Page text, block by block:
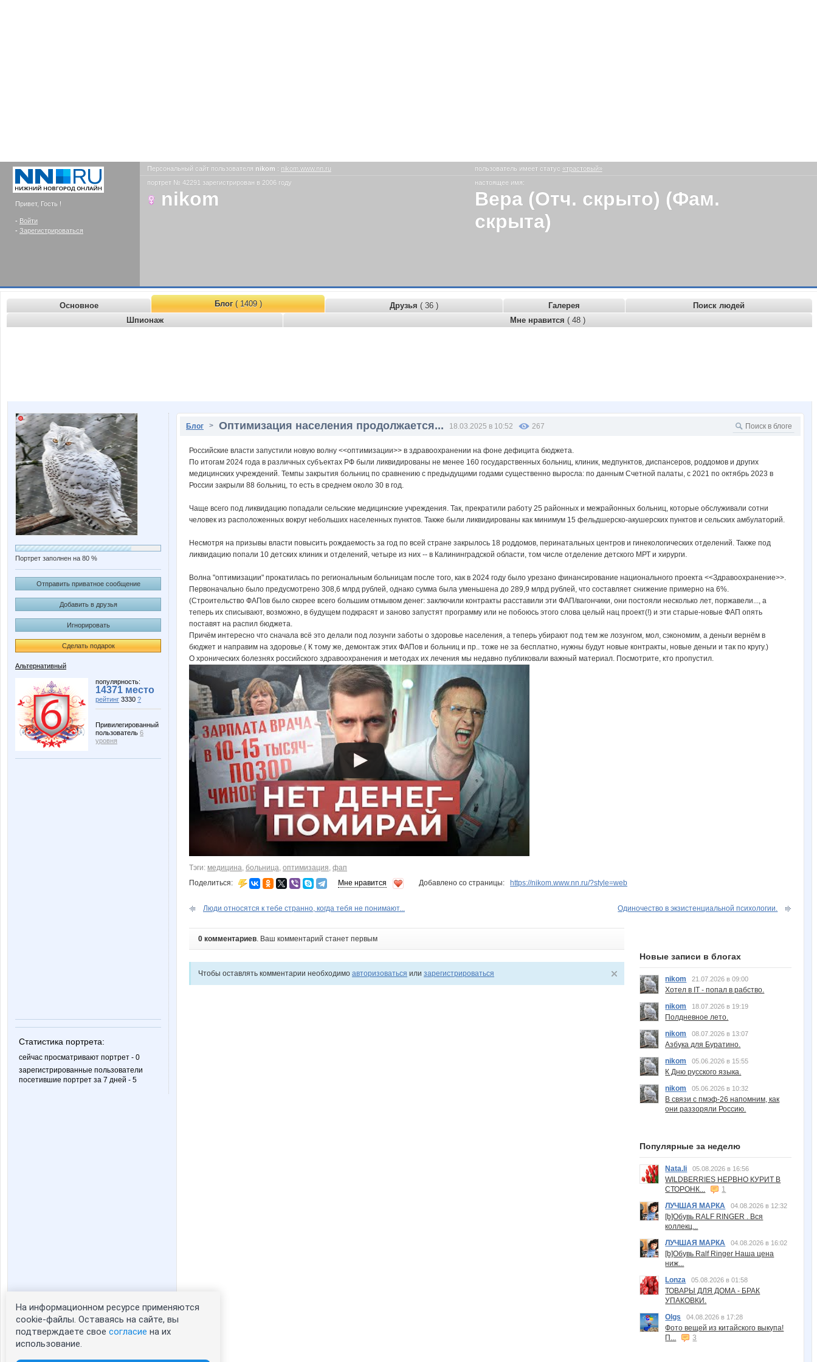
Привет, Гость !
- Войти
- Зарегистрироваться
Персональный сайт пользователя nikom : nikom.www.nn.ru пользователь имеет статус «трастовый»
портрет № 42291 зарегистрирован в 2006 году
nikom
настоящее имя:
Вера (Отч. скрыто) (Фам.
скрыта)
Основное Блог( 1409 ) Друзья ( 36 ) Галерея
Поиск людей
Шпионаж
Мне нравится ( 48 )
Портрет заполнен на 80 %
Отправить приватное сообщение
Добавить в друзья
Игнорировать
Сделать подарок
Альтернативный
популярность:
14371 место
рейтинг 3330 ?
Привилегированный
пользователь 6
уровня
Статистика портрета:
сейчас просматривают портрет - 0
зарегистрированные пользователи
посетившие портрет за 7 дней - 5
Блог > Оптимизация населения продолжается... 18.03.2025 в 10:52 267
Российские власти запустили новую волну <<оптимизации>> в здравоохранении на фоне дефицита бюджета.
По итогам 2024 года в различных субъектах РФ были ликвидированы не менее 160 государственных больниц, клиник, медпунктов, диспансеров, роддомов и других
медицинских учреждений. Темпы закрытия больниц по сравнению с предыдущими годами существенно выросла: по данным Счетной палаты, с 2021 по октябрь 2023 в
России закрыли 88 больниц, то есть в среднем около 30 в год.
Чаще всего под ликвидацию попадали сельские медицинские учреждения. Так, прекратили работу 25 районных и межрайонных больниц, которые обслуживали сотни
человек из расположенных вокруг небольших населенных пунктов. Также были ликвидированы как минимум 15 фельдшерско-акушерских пунктов и сельских амбулаторий.
Несмотря на призывы власти повысить рождаемость за год по всей стране закрылось 18 роддомов, перинатальных центров и гинекологических отделений. Также под
ликвидацию попали 10 детских клиник и отделений, четыре из них -- в Калининградской области, том числе отделение детского МРТ и хирурги.
Волна "оптимизации" прокатилась по региональным больницам после того, как в 2024 году было урезано финансирование национального проекта <<Здравоохранение>>.
Первоначально было предусмотрено 308,6 млрд рублей, однако сумма была уменьшена до 289,9 млрд рублей, что составляет снижение примерно на 6%.
(Строительство ФАПов было скорее всего большим отмывом денег: заключили контракты расставили эти ФАП/вагончики, они постояли несколько лет, поржавели..., а
теперь их списывают, возможно, в будущем подкрасят и заново запустят программу или не побоюсь этого слова целый нац проект(!) и эти старые-новые ФАП опять
поставят на распил бюджета.
Причём интересно что сначала всё это делали под лозунги заботы о здоровье населения, а теперь убирают под тем же лозунгом, мол, сэкономим, а деньги вернём в
бюджет и направим на здоровье.( К тому же, демонтаж этих ФАПов и больниц и пр.. тоже не за бесплатно, нужны будут новые контракты, новые деньги и так по кругу.)
О хронических болезнях российского здравоохранения и методах их лечения мы недавно публиковали важный материал. Посмотрите, кто пропустил.
Тэги: медицина, больница, оптимизация, фап
Поделиться:
Мне нравится Добавлено со страницы: https://nikom.www.nn.ru/?style=web
Люди относятся к тебе странно, когда тебя не понимают... Одиночество в экзистенциальной психологии.
0 комментариев. Ваш комментарий станет первым
Чтобы оставлять комментарии необходимо авторизоваться или зарегистрироваться
Новые записи в блогах
nikom 21.07.2026 в 09:00
Хотел в IT - попал в рабство.
nikom
18.07.2026 в 19:19
Полдневное лето.
nikom
08.07.2026 в 13:07
Азбука для Буратино.
nikom
05.06.2026 в 15:55
К Дню русского языка.
nikom
05.06.2026 в 10:32
В связи с пмэф-26 напомним, как
они раззоряли Россию.
Популярные за неделю
Nata.li 05.08.2026 в 16:56
WILDBERRIES НЕРВНО КУРИТ В
СТОРОНК...
1
ЛУЧШАЯ МАРКА
04.08.2026 в 12:32
[b]Обувь RALF RINGER . Вся
коллекц...
ЛУЧШАЯ МАРКА
04.08.2026 в 16:02
[b]Обувь Ralf Ringer Наша цена
ниж...
Lonza
05.08.2026 в 01:58
ТОВАРЫ ДЛЯ ДОМА - БРАК
УПАКОВКИ.
Olgs
04.08.2026 в 17:28
Фото вещей из китайского выкупа!
П...
3
На информационном ресурсе применяются
cookie-файлы. Оставаясь на сайте, вы
подтверждаете свое согласие на их
использование.